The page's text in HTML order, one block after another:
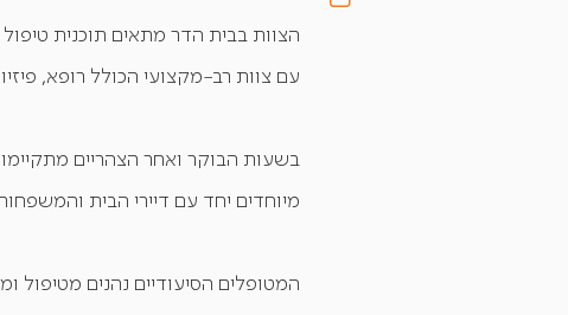
הצוות בבית הדר מתאים תוכנית טיפול
עם צוות רב-מקצועי הכולל רופא,
בשעות הבוקר ואחר הצהריים
מיוחדים יחד עם דיירי הבית
המטופלים הסיעודיים נהנים מטיפול ומעקב 24 שעות